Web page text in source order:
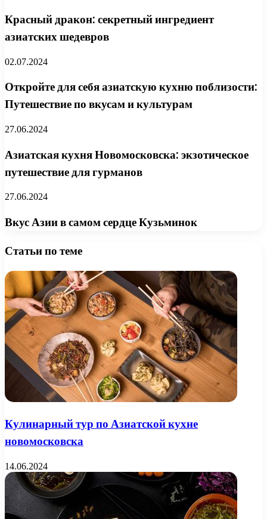
Красный дракон: секретный ингредиент
азиатских шедевров
02.07.2024
Откройте для себя азиатскую кухню поблизости:
Путешествие по вкусам и культурам
27.06.2024
Азиатская кухня Новомосковска: экзотическое
путешествие для гурманов
27.06.2024
Вкус Азии в самом сердце Кузьминок
Статьи по теме
Кулинарный тур по Азиатской кухне
новомосковска
14.06.2024